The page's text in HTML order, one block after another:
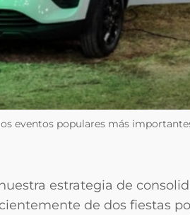
eventos populares más
estrategia de
de dos fiestas